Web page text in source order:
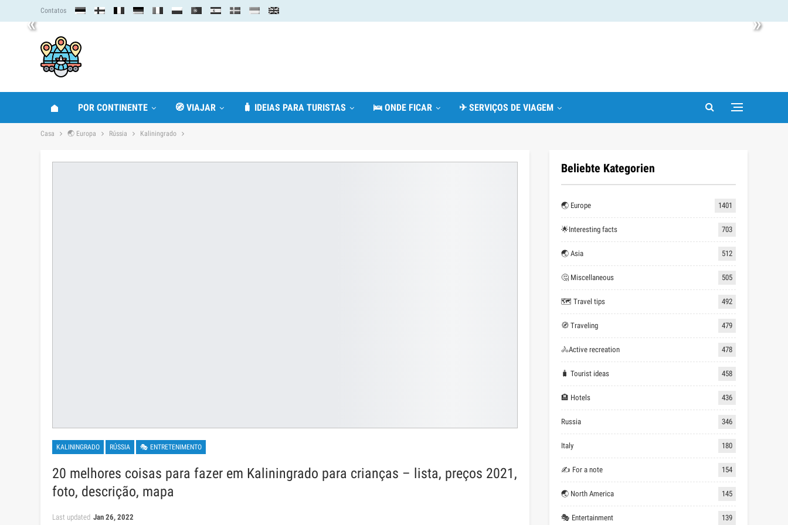
« »
Contatos
POR CONTINENTE 🧭 VIAJAR 🧳 IDEIAS PARA TURISTAS 🛌 ONDE FICAR ✈ SERVIÇOS DE VIAGEM
Casa 🌏 Europa Rússia Kaliningrado
KALININGRADO RÚSSIA 🎭 ENTRETENIMENTO
20 melhores coisas para fazer em Kaliningrado para crianças – lista, preços 2021,
foto, descrição, mapa
Last updated Jan 26, 2022
Beliebte Kategorien
🌏 Europe 1401
🌟Interesting facts 703
🌏 Asia 512
🤔 Miscellaneous 505
🗺 Travel tips 492
🧭 Traveling 479
🚴Active recreation 478
🧳 Tourist ideas 458
🏨 Hotels 436
Russia 346
Italy 180
✍ For a note 154
🌏 North America 145
🎭 Entertainment 139